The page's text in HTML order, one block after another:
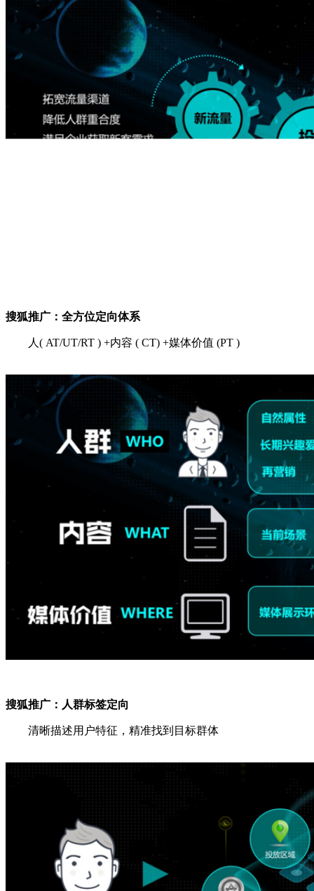
搜狐推广：全方位定向体系
人( AT/UT/RT ) +内容 ( CT) +媒体价值 (PT )
搜狐推广： 人群标签定向
清晰描述用户特征，精准找到目标群体